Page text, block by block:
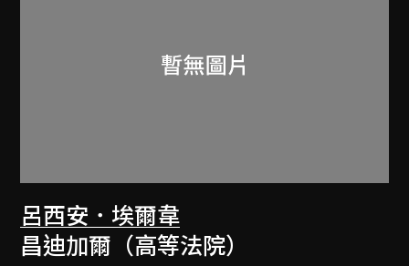
呂西安．埃爾韋
昌迪加爾（高等法院）